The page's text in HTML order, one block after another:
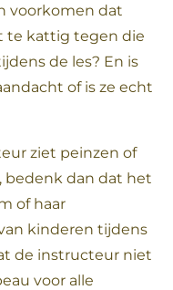
voorkomen dat
te kattig tegen die
de les? En is
of is ze echt
ziet peinzen of
bedenk dan dat het
of haar
kinderen tijdens
de instructeur niet
voor alle